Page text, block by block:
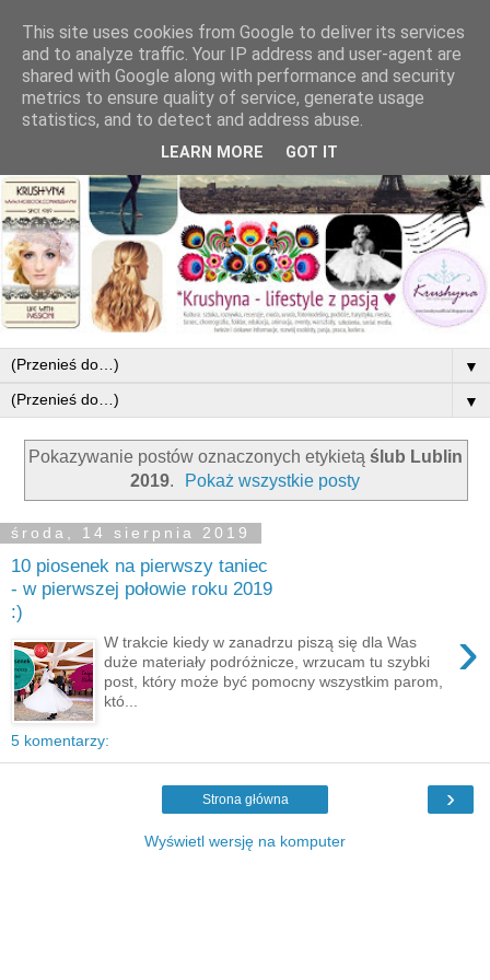
▼
▼
Pokazywanie postów oznaczonych etykietą ślub Lublin
2019. Pokaż wszystkie posty
środa, 14 sierpnia 2019
10 piosenek na pierwszy taniec
- w pierwszej połowie roku 2019
:)
›
W trakcie kiedy w zanadrzu piszą się dla Was
duże materiały podróżnicze, wrzucam tu szybki
post, który może być pomocny wszystkim parom,
któ...
5 komentarzy:
›
Strona główna
Wyświetl wersję na komputer
This site uses cookies from Google to deliver its services
and to analyze traffic. Your IP address and user-agent are
shared with Google along with performance and security
metrics to ensure quality of service, generate usage
statistics, and to detect and address abuse.
LEARN MORE GOT IT